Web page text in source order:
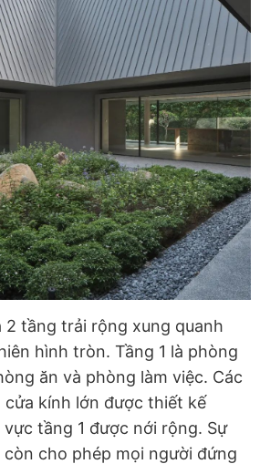
2 tầng trải rộng xung quanh
hình tròn. Tầng 1 là phòng
ăn và phòng làm việc. Các
kính lớn được thiết kế
tầng 1 được nới rộng. Sự
cho phép mọi người đứng